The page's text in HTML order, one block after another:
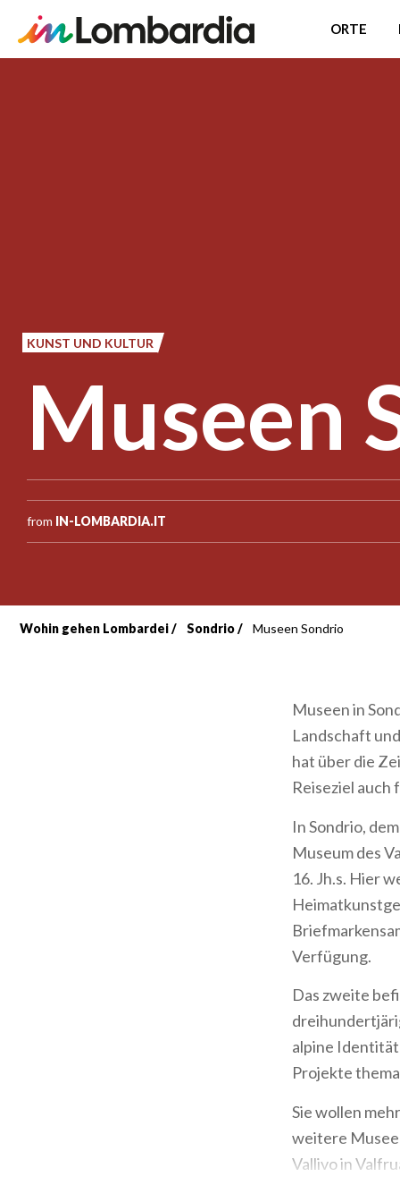
ORTE
KUNST UND KULTUR
Museen
from IN-LOMBARDIA.IT
Breadcrumb
Wohin gehen Lombardei Sondrio Museen Sondrio
Museen in
Landschaft
hat über die
Reiseziel auch
In Sondrio,
Museum des
16. Jh.s. Hier
Verfügung.
Das zweite
alpine
Projekte
Sie wollen
weitere
Vallivo in